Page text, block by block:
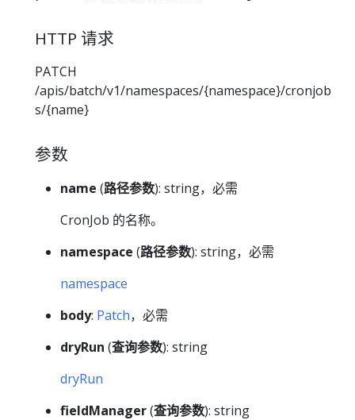
HTTP 请求
PATCH
/apis/batch/v1/namespaces/{namespace}/cronjob
s/{name}
参数
name (路径参数): string，必需
CronJob 的名称。
namespace (路径参数): string，必需
namespace
body: Patch，必需
dryRun (查询参数): string
dryRun
fieldManager(查询参数): string